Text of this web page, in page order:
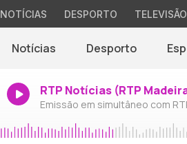
NOTÍCIAS DESPORTO TELEVISÃO
Notícias Desporto
RTP Notícias (RTP
Emissão em simultâneo com